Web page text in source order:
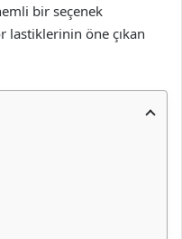
bir seçenek
lastiklerinin öne çıkan